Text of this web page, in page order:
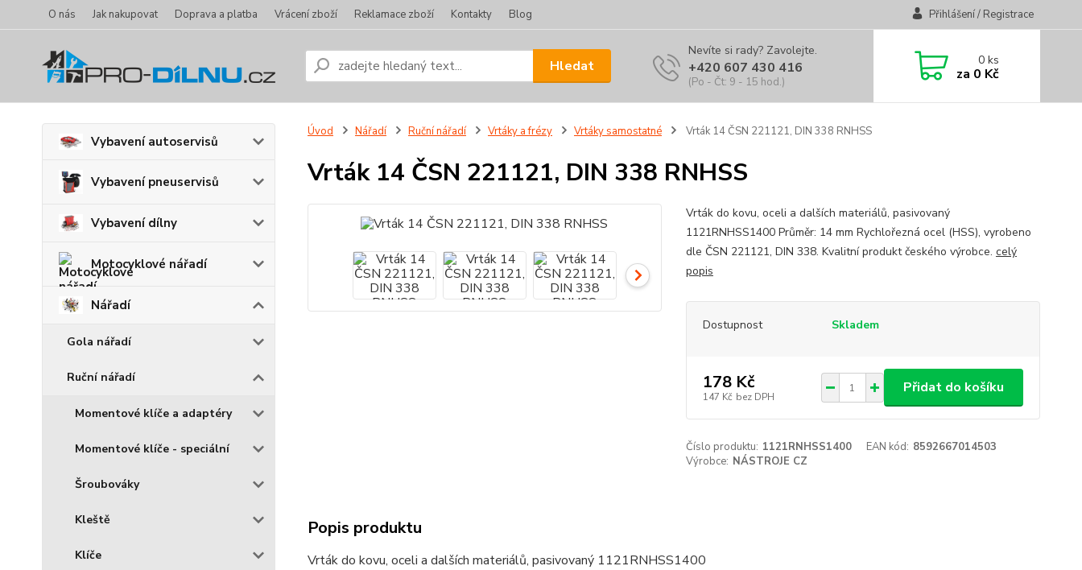
O nás Jak nakupovat Doprava a platba Vrácení zboží Reklamace zboží Kontakty Blog Přihlášení / Registrace
Hledat
Nevíte si rady? Zavolejte.
+420 607 430 416
(Po - Čt: 9 - 15 hod.)
0ks
za 0 Kč
Vybavení autoservisů
Vybavení pneuservisů
Vybavení dílny
Motocyklové nářadí
Nářadí
Gola nářadí
Ruční nářadí
Momentové klíče a adaptéry
Momentové klíče - speciální
Šroubováky
Kleště
Klíče
Úvod Nářadí Ruční nářadí Vrtáky a frézy Vrtáky samostatné Vrták 14 ČSN 221121, DIN 338 RNHSS
Vrták 14 ČSN 221121, DIN 338 RNHSS
Vrták do kovu, oceli a dalších materiálů, pasivovaný
1121RNHSS1400 Průměr: 14 mm Rychlořezná ocel (HSS), vyrobeno
dle ČSN 221121, DIN 338. Kvalitní produkt českého výrobce. celý
popis
Dostupnost Skladem
178 Kč
147 Kč bez DPH
Přidat do košíku
Číslo produktu: 1121RNHSS1400 EAN kód: 8592667014503
Výrobce: NÁSTROJE CZ
Popis produktu
Vrták do kovu, oceli a dalších materiálů, pasivovaný 1121RNHSS1400